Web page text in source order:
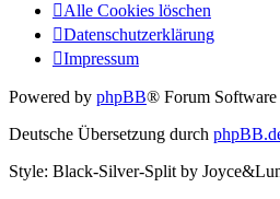
Alle Cookies löschen
Datenschutzerklärung
Impressum
Powered by phpBB® Forum
Deutsche Übersetzung durch
Style: Black-Silver-Split by